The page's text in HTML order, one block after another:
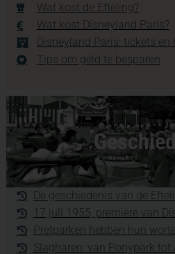
Wat kost de Efteling?
Wat kost Disneyland Paris?
Disneyland Paris: tickets
Tips om geld te besparen
De geschiedenis van de
17 juli 1955, première van
Pretparken hebben hun
Slagharen: van Ponypark tot